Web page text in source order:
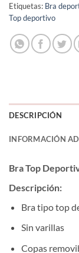
Etiquetas: Bra
Top deportivo
DESCRIPCIÓN
INFORMACIÓN
Bra Top
Descripción:
Bra tipo top
Sin varillas
Copas